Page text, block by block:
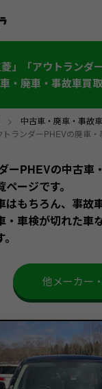
菱」「アウトランダ
・廃車・事故車買
> 中古車・廃車・事故
トランダーPHEVの廃車
ーPHEVの中古車
ージです。
はもちろん、事故
・車検が切れた車
他メーカー